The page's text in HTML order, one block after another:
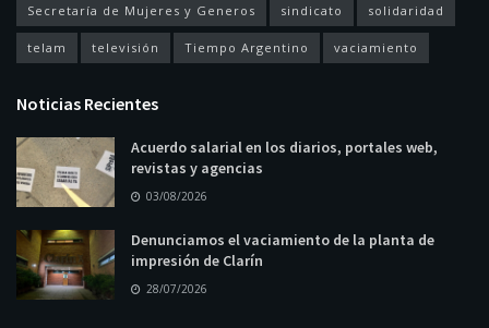
Secretaría de Mujeres y Generos sindicato solidaridad
telam televisión Tiempo Argentino vaciamiento
Noticias Recientes
Acuerdo salarial en los diarios, portales web,
revistas y agencias
03/08/2026
Denunciamos el vaciamiento de la planta de
impresión de Clarín
28/07/2026